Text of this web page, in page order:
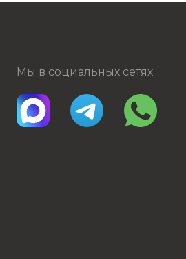
Мы в социальных сетях